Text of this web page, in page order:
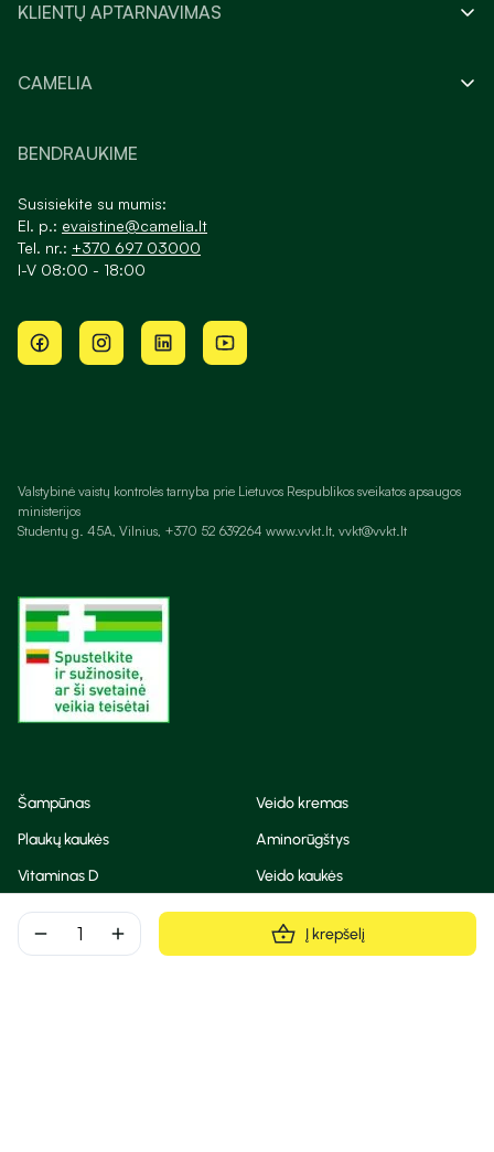
remove add Į krepšelį
KLIENTŲ APTARNAVIMAS
CAMELIA
BENDRAUKIME
Susisiekite su mumis:
El. p.: evaistine@camelia.lt
Tel. nr.: +370 697 03000
I-V 08:00 - 18:00
Valstybinė vaistų kontrolės tarnyba prie Lietuvos Respublikos sveikatos apsaugos
ministerijos
Studentų g. 45A, Vilnius, +370 52 639264 www.vvkt.lt, vvkt@vvkt.lt
Šampūnas
Veido kremas
Plaukų kaukės
Aminorūgštys
Vitaminas D
Veido kaukės
Korėjietiška kosmetika
Eteriniai aliejai
Dezodorantas
BB ir CC kremas